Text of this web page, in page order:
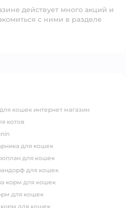
действует много акций и
с ними в разделе
для кошек интернет магазин
котов
для кошек
для кошек
для кошек
корм для кошек
для кошек
корм для кошек